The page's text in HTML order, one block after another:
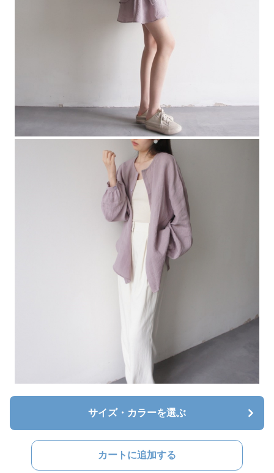
サイズ・カラーを選ぶ
カートに追加する